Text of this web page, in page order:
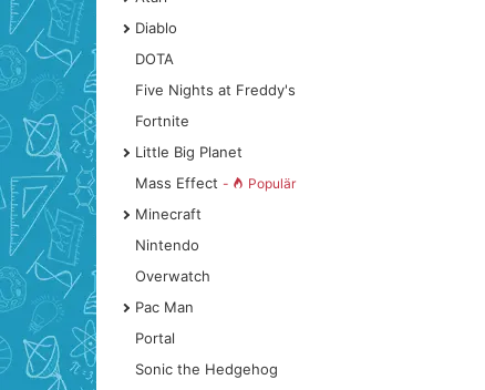
Diablo
DOTA
Five Nights at Freddy's
Fortnite
Little Big Planet
Mass Effect - Populär
Minecraft
Nintendo
Overwatch
Pac Man
Portal
Sonic the Hedgehog